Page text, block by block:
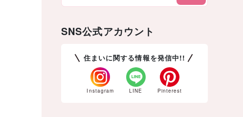
SNS公式アカウント
住まいに関する情報を発信中!!
Instagram LINE Pinterest